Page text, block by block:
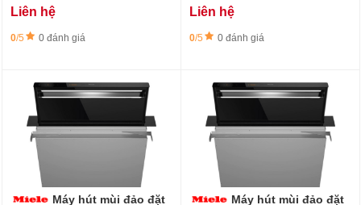
Edition 6000
Liên hệ
0/5 0 đánh giá
Edition 6000
Liên hệ
0/5 0 đánh giá
Máy hút mùi đảo đặt
Máy hút mùi đảo đặt